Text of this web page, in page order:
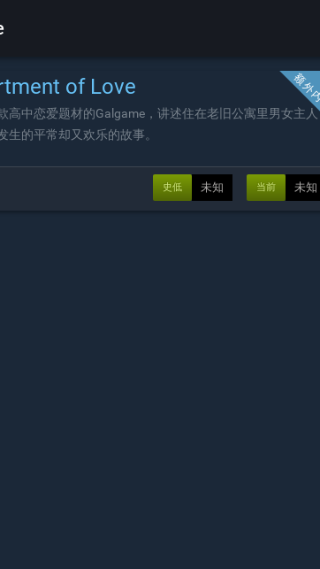
of Love
高中恋爱题材的Galgame，讲述住在老旧公寓里男女主人
生的平常却又欢乐的故事。
未知
当前
未知
史低